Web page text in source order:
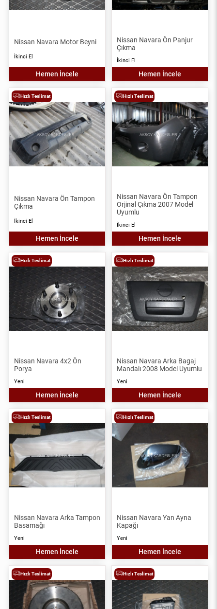
Nissan Navara Motor Beyni
İkinci El
Hemen İncele
Nissan Navara Ön Panjur
Çıkma
İkinci El
Hemen İncele
Hızlı Teslimat
Nissan Navara Ön Tampon
Çıkma
İkinci El
Hemen İncele
Hızlı Teslimat
Nissan Navara Ön Tampon
Orjinal Çıkma 2007 Model
Uyumlu
İkinci El
Hemen İncele
Hızlı Teslimat
Nissan Navara 4x2 Ön
Porya
Yeni
Hemen İncele
Hızlı Teslimat
Nissan Navara Arka Bagaj
Mandalı 2008 Model Uyumlu
Yeni
Hemen İncele
Hızlı Teslimat
Nissan Navara Arka Tampon
Basamağı
Yeni
Hemen İncele
Hızlı Teslimat
Nissan Navara Yan Ayna
Kapağı
Yeni
Hemen İncele
Hızlı Teslimat Hızlı Teslimat